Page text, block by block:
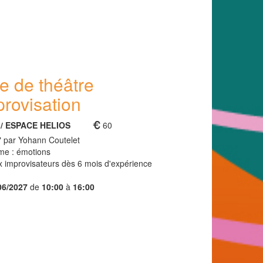
de théâtre
ESPACE HELIOS
60
par Yohann Coutelet
: émotions
improvisateurs dès 6 mois d'expérience
2027 de 10:00 à 16:00